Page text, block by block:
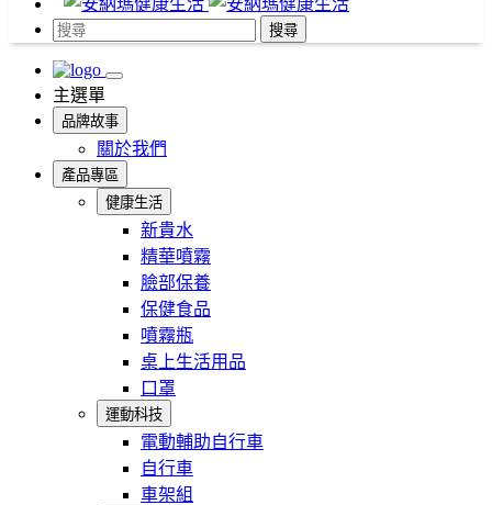
搜尋
主選單
品牌故事
關於我們
產品專區
健康生活
新貴水
精華噴霧
臉部保養
保健食品
噴霧瓶
桌上生活用品
口罩
運動科技
電動輔助自行車
自行車
車架組